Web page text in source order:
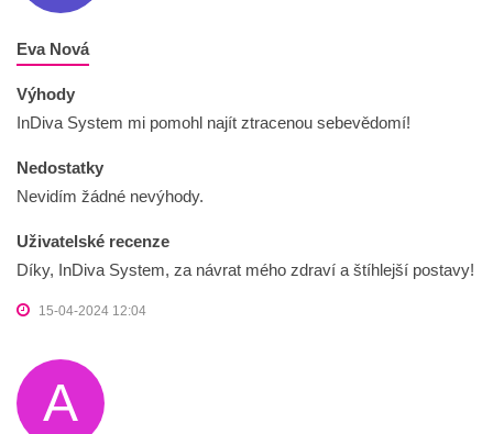
Eva Nová
Výhody
InDiva System mi pomohl najít ztracenou sebevědomí!
Nedostatky
Nevidím žádné nevýhody.
Uživatelské recenze
Díky, InDiva System, za návrat mého zdraví a štíhlejší postavy!
15-04-2024 12:04
A